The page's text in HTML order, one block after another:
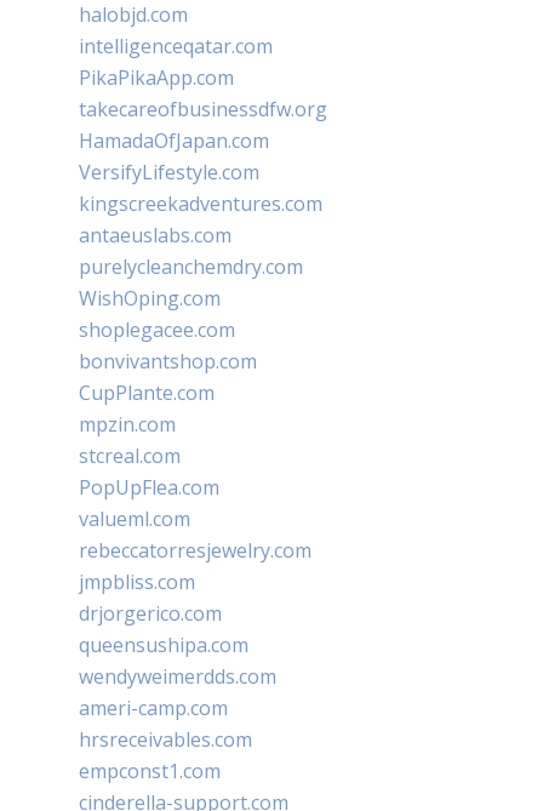
halobjd.com
intelligenceqatar.com
PikaPikaApp.com
takecareofbusinessdfw.org
HamadaOfJapan.com
VersifyLifestyle.com
kingscreekadventures.com
antaeuslabs.com
purelycleanchemdry.com
WishOping.com
shoplegacee.com
bonvivantshop.com
CupPlante.com
mpzin.com
stcreal.com
PopUpFlea.com
valueml.com
rebeccatorresjewelry.com
jmpbliss.com
drjorgerico.com
queensushipa.com
wendyweimerdds.com
ameri-camp.com
hrsreceivables.com
empconst1.com
cinderella-support.com